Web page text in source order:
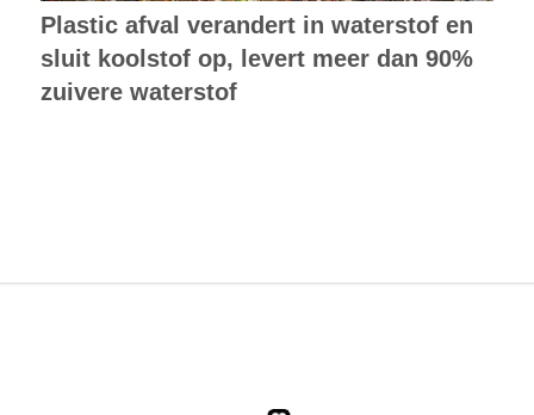
Plastic afval verandert in waterstof en
sluit koolstof op, levert meer dan 90%
zuivere waterstof